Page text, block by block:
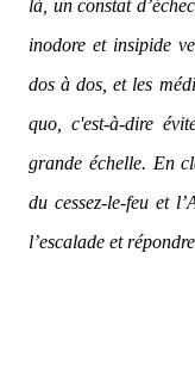
là, un constat
inodore et insipide
dos à dos, et les
quo, c'est-à-dire
grande échelle. En
du cessez-le-feu et
l’escalade et